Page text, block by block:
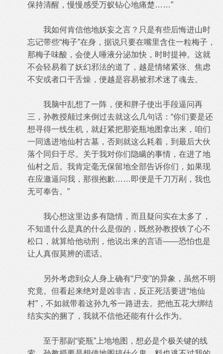
保持清醒，慢慢感受万蚁钻心地痛楚……”
我如何肯信他地妖妄之言？只是有些后悔进山时
忘记带些“梅子”在身，据说只要在嘴里含住一粒梅子，
那梅子味酸，会使人唾液分泌加快，时时提神。这就
不会轻易着了妖幻邪法的道了，越是情绪紧张、焦虑
不安或者口干舌燥，便越是容易被邪术迷了魂去。
我脑中乱想了一阵，便和胖子使出手段逼问再
三，孙教授颠过来倒过去就这么几句话：“你们要是还
想寻得一线生机，就赶紧把那瓷瓶地图拿出来，咱们
一同逃进地仙村古墓，否则就这么耗着，到最后大伙
落个同归于尽。关于我对你们隐瞒的事情，在进了地
仙村之后。我肯定毫无保留地全部告诉你们，如果现
在应邀逼问我，那很抱歉……即便是千刀万剐，我也
无可奉告。”
我心想这里边多有隐情，而且疑问实在太多了，
不知道什么是真的什么是假的，既然孙教授铁了心不
松口，就算给他动刑，他说出来的言语——恐怕也是
让人真假莫辨的谎话。
另外考虑到众人身上确有“尸变”的异象，虽然不明
究竟。但看起来绝对是凶非吉，反正死活要进“地仙
村”，不如就带着这孙九爷一路进去。把他五花大绑结
结实实的捆了，我就不信他还能有什么作为。
至于那副“瓷瓶”上地地图，想必是个极关键的线